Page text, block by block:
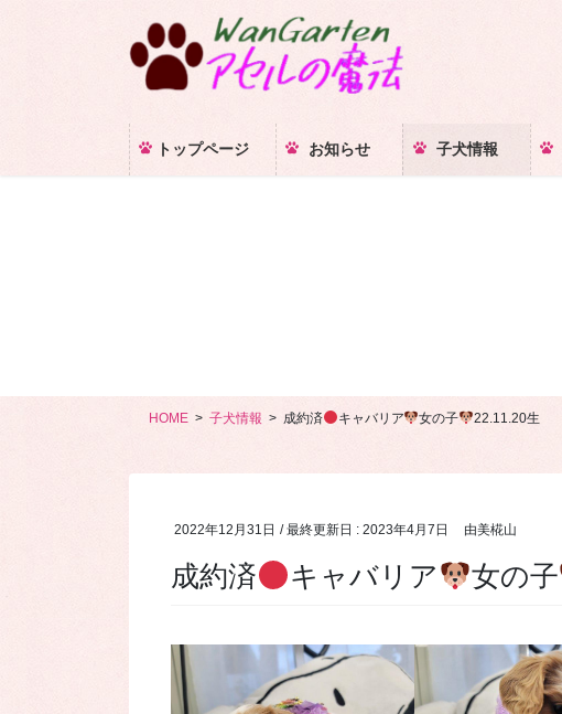
トップページ お知らせ 子犬情報
HOME 子犬情報 成約済 キャバリア 女の子 22.11.20生
2022年12月31日 / 最終更新日 :2023年4月7日 由美椛山
成約済 キャバリア 女の子